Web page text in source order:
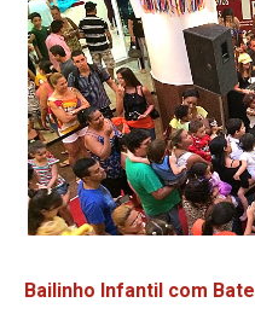
Bailinho Infantil com